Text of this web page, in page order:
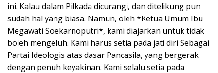
ini. Kalau dalam Pilkada dicurangi, dan ditelikung pun
sudah hal yang biasa. Namun, oleh *Ketua Umum Ibu
Megawati Soekarnoputri*, kami diajarkan untuk tidak
boleh mengeluh. Kami harus setia pada jati diri Sebagai
Partai Ideologis atas dasar Pancasila, yang bergerak
dengan penuh keyakinan. Kami selalu setia pada